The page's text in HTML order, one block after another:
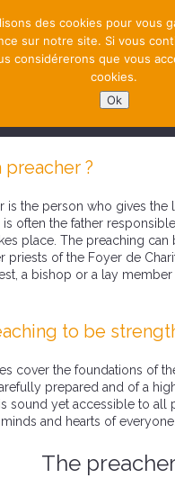
preacher ?
is the person who gives the
is often the father
place. The preaching
priests of the Foyer de
a bishop or a lay
to be
cover the foundations of
prepared and of a
sound yet accessible to all
and hearts of everyone.
The
des cookies pour vous
sur notre site. Si vous
considérerons que vous
cookies.
Ok